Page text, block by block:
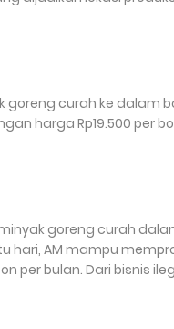
curah ke dalam
harga Rp19.500 per
goreng curah
AM mampu
per bulan. Dari bisnis